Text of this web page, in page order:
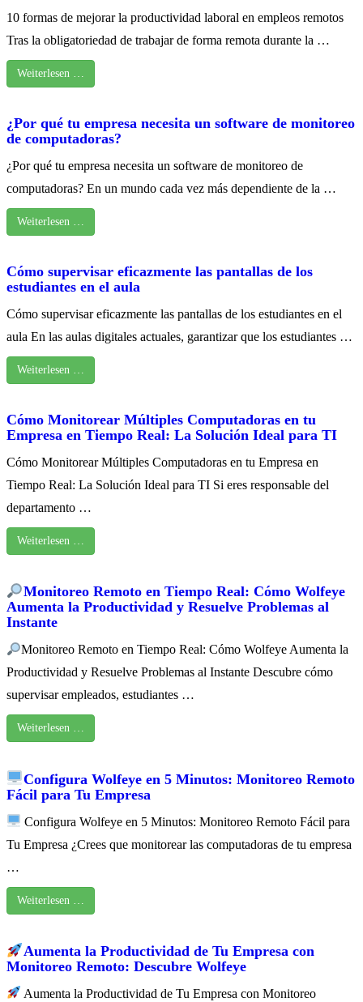
10 formas de mejorar la productividad laboral en empleos remotos
Tras la obligatoriedad de trabajar de forma remota durante la …
Weiterlesen …
¿Por qué tu empresa necesita un software de monitoreo
de computadoras?
¿Por qué tu empresa necesita un software de monitoreo de
computadoras? En un mundo cada vez más dependiente de la …
Weiterlesen …
Cómo supervisar eficazmente las pantallas de los
estudiantes en el aula
Cómo supervisar eficazmente las pantallas de los estudiantes en el
aula En las aulas digitales actuales, garantizar que los estudiantes …
Weiterlesen …
Cómo Monitorear Múltiples Computadoras en tu
Empresa en Tiempo Real: La Solución Ideal para TI
Cómo Monitorear Múltiples Computadoras en tu Empresa en
Tiempo Real: La Solución Ideal para TI Si eres responsable del
departamento …
Weiterlesen …
Monitoreo Remoto en Tiempo Real: Cómo Wolfeye
Aumenta la Productividad y Resuelve Problemas al
Instante
Monitoreo Remoto en Tiempo Real: Cómo Wolfeye Aumenta la
Productividad y Resuelve Problemas al Instante Descubre cómo
supervisar empleados, estudiantes …
Weiterlesen …
Configura Wolfeye en 5 Minutos: Monitoreo Remoto
Fácil para Tu Empresa
Configura Wolfeye en 5 Minutos: Monitoreo Remoto Fácil para
Tu Empresa ¿Crees que monitorear las computadoras de tu empresa
…
Weiterlesen …
Aumenta la Productividad de Tu Empresa con
Monitoreo Remoto: Descubre Wolfeye
Aumenta la Productividad de Tu Empresa con Monitoreo